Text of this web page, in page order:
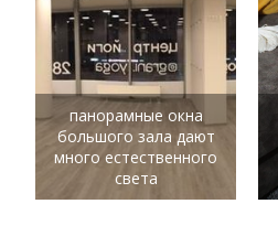
панорамные окна
большого зала дают
много естественного
света